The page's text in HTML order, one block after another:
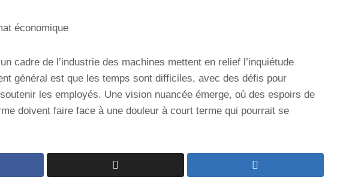
économique
cadre de l’industrie des machines mettent en relief l’inquiétude
général est que les temps sont difficiles, avec des défis pour
les employés. Une vision nuancée émerge, où des espoirs de
doivent faire face à une douleur à court terme qui pourrait se